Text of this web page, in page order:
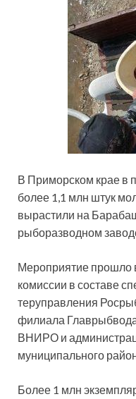
В Приморском крае в
более 1,1 млн штук
вырастили на
рыборазводном
Мероприятие прошло
комиссии в составе
теруправления
филиала
ВНИРО и
муниципального
Более 1 млн